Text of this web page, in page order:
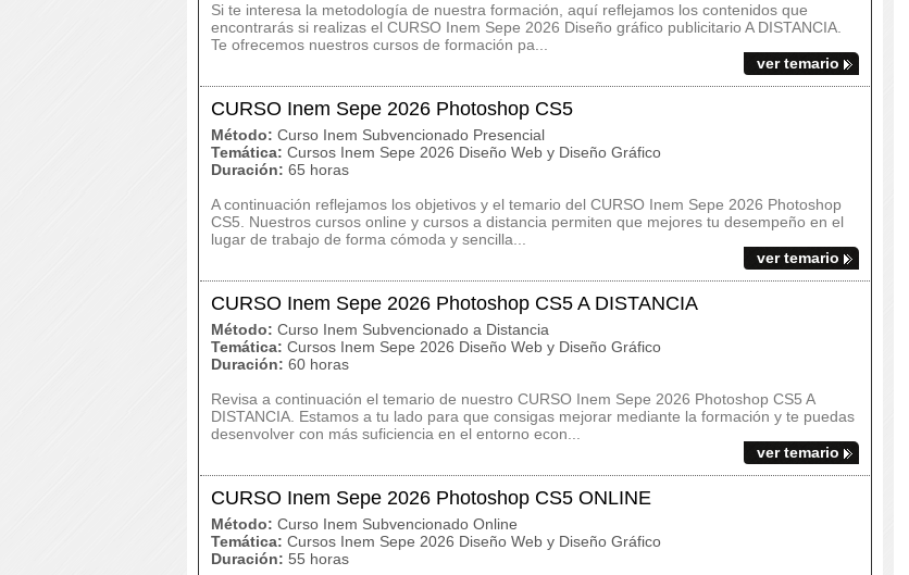
Si te interesa la metodología de nuestra formación, aquí reflejamos los contenidos que
encontrarás si realizas el CURSO Inem Sepe 2026 Diseño gráfico publicitario A DISTANCIA.
Te ofrecemos nuestros cursos de formación pa...
ver temario
CURSO Inem Sepe 2026 Photoshop CS5
Método: Curso Inem Subvencionado Presencial
Temática: Cursos Inem Sepe 2026 Diseño Web y Diseño Gráfico
Duración: 65 horas
A continuación reflejamos los objetivos y el temario del CURSO Inem Sepe 2026 Photoshop
CS5. Nuestros cursos online y cursos a distancia permiten que mejores tu desempeño en el
lugar de trabajo de forma cómoda y sencilla...
ver temario
CURSO Inem Sepe 2026 Photoshop CS5 A DISTANCIA
Método: Curso Inem Subvencionado a Distancia
Temática: Cursos Inem Sepe 2026 Diseño Web y Diseño Gráfico
Duración: 60 horas
Revisa a continuación el temario de nuestro CURSO Inem Sepe 2026 Photoshop CS5 A
DISTANCIA. Estamos a tu lado para que consigas mejorar mediante la formación y te puedas
desenvolver con más suficiencia en el entorno econ...
ver temario
CURSO Inem Sepe 2026 Photoshop CS5 ONLINE
Método: Curso Inem Subvencionado Online
Temática: Cursos Inem Sepe 2026 Diseño Web y Diseño Gráfico
Duración: 55 horas